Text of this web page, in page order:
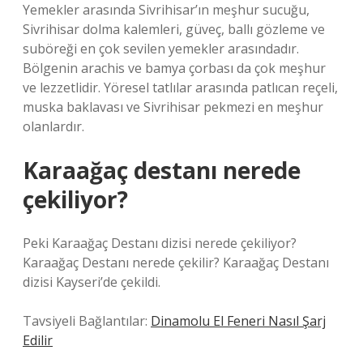
Yemekler arasında Sivrihisar’ın meşhur sucuğu,
Sivrihisar dolma kalemleri, güveç, ballı gözleme ve
suböreği en çok sevilen yemekler arasındadır.
Bölgenin arachis ve bamya çorbası da çok meşhur
ve lezzetlidir. Yöresel tatlılar arasında patlıcan reçeli,
muska baklavası ve Sivrihisar pekmezi en meşhur
olanlardır.
Karaağaç destanı nerede
çekiliyor?
Peki Karaağaç Destanı dizisi nerede çekiliyor?
Karaağaç Destanı nerede çekilir? Karaağaç Destanı
dizisi Kayseri’de çekildi.
Tavsiyeli Bağlantılar: Dinamolu El Feneri Nasıl Şarj
Edilir